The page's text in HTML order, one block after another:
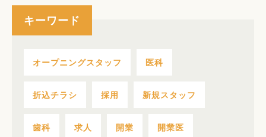
キーワード
オープニングスタッフ 医科
折込チラシ 採用 新規スタッフ
歯科 求人 開業 開業医